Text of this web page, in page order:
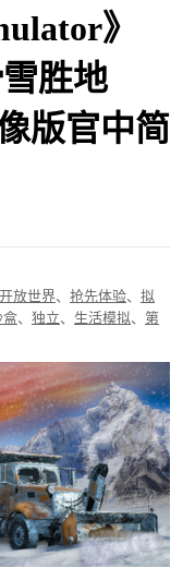
》
胜地
版官中简
开放世界、 抢先体验、 拟
盒、 独立、 生活模拟、 第